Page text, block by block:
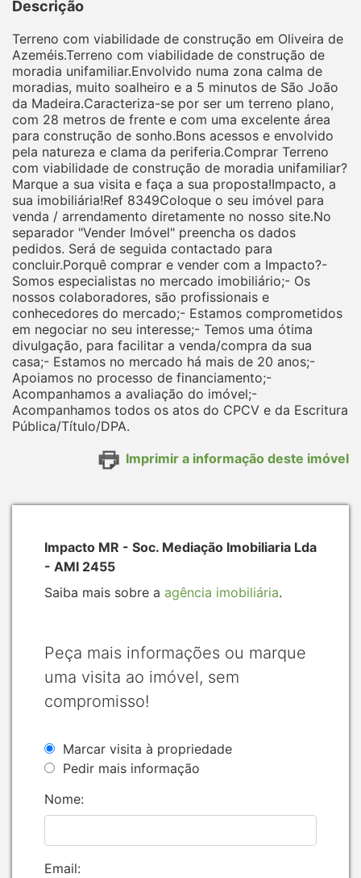
Descrição
Terreno com viabilidade de construção em Oliveira de
Azeméis.Terreno com viabilidade de construção de
moradia unifamiliar.Envolvido numa zona calma de
moradias, muito soalheiro e a 5 minutos de São João
da Madeira.Caracteriza-se por ser um terreno plano,
com 28 metros de frente e com uma excelente área
para construção de sonho.Bons acessos e envolvido
pela natureza e clama da periferia.Comprar Terreno
com viabilidade de construção de moradia unifamiliar?
Marque a sua visita e faça a sua proposta!Impacto, a
sua imobiliária!Ref 8349Coloque o seu imóvel para
venda / arrendamento diretamente no nosso site.No
separador "Vender Imóvel" preencha os dados
pedidos. Será de seguida contactado para
concluir.Porquê comprar e vender com a Impacto?-
Somos especialistas no mercado imobiliário;- Os
nossos colaboradores, são profissionais e
conhecedores do mercado;- Estamos comprometidos
em negociar no seu interesse;- Temos uma ótima
divulgação, para facilitar a venda/compra da sua
casa;- Estamos no mercado há mais de 20 anos;-
Apoiamos no processo de financiamento;-
Acompanhamos a avaliação do imóvel;-
Acompanhamos todos os atos do CPCV e da Escritura
Pública/Título/DPA.
Imprimir a informação deste imóvel
Impacto MR - Soc. Mediação Imobiliaria Lda
- AMI 2455
Saiba mais sobre a agência imobiliária.
Peça mais informações ou marque
uma visita ao imóvel, sem
compromisso!
Marcar visita à propriedade
Pedir mais informação
Nome:
Email: